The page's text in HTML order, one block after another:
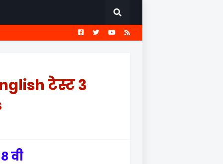
सामान्य ज्ञान प्रश्नावली
टेस्ट 3
वी